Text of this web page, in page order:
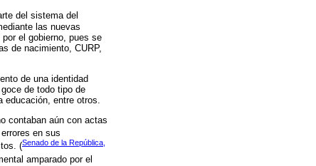
del sistema del
las nuevas
el gobierno, pues se
de nacimiento, CURP,
de una identidad
de todo tipo de
entre otros.
contaban aún con actas
en sus
(Senado de la República,
amparado por el